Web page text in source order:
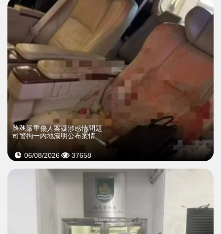
​路氹嚴重傷人案疑涉感情問題
司警拘一內地漢明公布案情
06/08/2026 37658